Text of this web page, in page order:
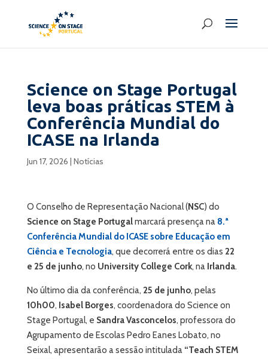
Science on Stage Portugal
leva boas práticas STEM à
Conferência Mundial do
ICASE na Irlanda
Jun 17, 2026 | Notícias
O Conselho de Representação Nacional (NSC) do
Science on Stage Portugalmarcará presença na 8.ª
Conferência Mundial do ICASE sobre Educação em
Ciência e Tecnologia, que decorrerá entre os dias 22
e 25 de junho, no University College Cork, na Irlanda.
No último dia da conferência, 25 de junho, pelas
10h00, Isabel Borges, coordenadora do Science on
Stage Portugal, e Sandra Vasconcelos, professora do
Agrupamento de Escolas Pedro Eanes Lobato, no
Seixal, apresentarão a sessão intitulada “Teach STEM